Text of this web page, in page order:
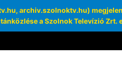
archiv.szolnoktv.hu)
a Szolnok Televízió Zrt.